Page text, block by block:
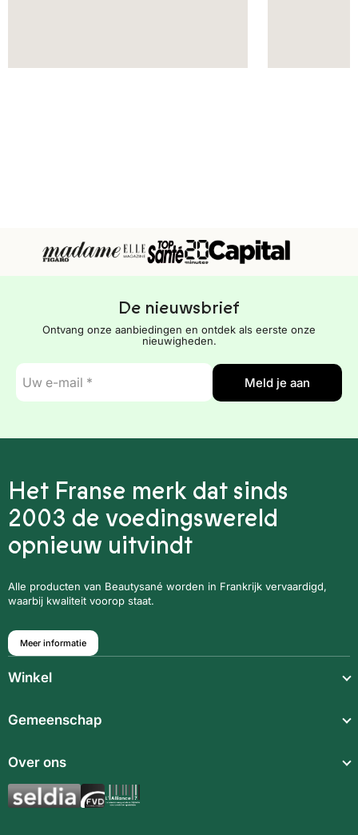
De nieuwsbrief
Ontvang onze aanbiedingen en ontdek als eerste onze
nieuwigheden.
E-
mail
*
Meld je aan
Het Franse merk dat sinds
2003 de voedingswereld
opnieuw uitvindt
Alle producten van Beautysané worden in Frankrijk vervaardigd,
waarbij kwaliteit voorop staat.
Meer informatie
Winkel
Voedings supplementen
Aromatische synergieën
Gemeenschap
Over ons